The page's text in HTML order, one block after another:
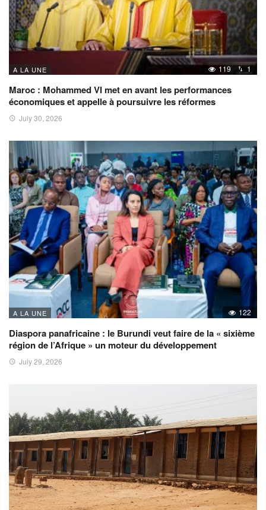
A LA UNE 119 1
Maroc : Mohammed VI met en avant les performances
économiques et appelle à poursuivre les réformes
July 30, 2026
A LA UNE 122
Diaspora panafricaine : le Burundi veut faire de la « sixième
région de l’Afrique » un moteur du développement
July 29, 2026